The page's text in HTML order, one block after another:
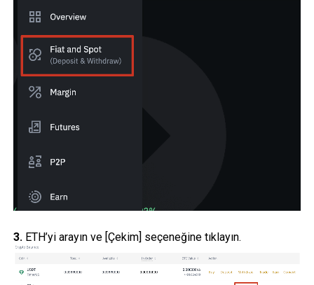
3. ETH’yi arayın ve [Çekim] seçeneğine tıklayın.